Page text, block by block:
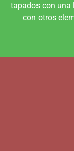
tapados con una
con otros